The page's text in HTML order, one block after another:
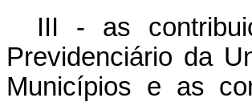
III - as
Previdenciário da
Municípios e as